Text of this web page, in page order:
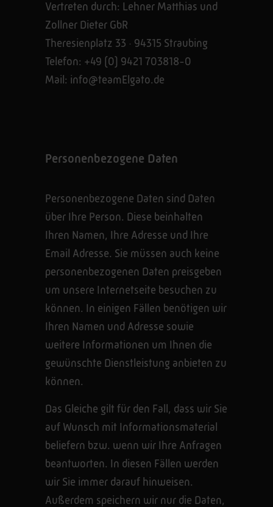
Vertreten durch: Lehner Matthias und
Zollner Dieter GbR
Theresienplatz 33 · 94315 Straubing
Telefon: +49 (0) 9421 703818-0
Mail: info@teamElgato.de
Personenbezogene Daten
Personenbezogene Daten sind Daten
über Ihre Person. Diese beinhalten
Ihren Namen, Ihre Adresse und Ihre
Email Adresse. Sie müssen auch keine
personenbezogenen Daten preisgeben
um unsere Internetseite besuchen zu
können. In einigen Fällen benötigen wir
Ihren Namen und Adresse sowie
weitere Informationen um Ihnen die
gewünschte Dienstleistung anbieten zu
können.
Das Gleiche gilt für den Fall, dass wir Sie
auf Wunsch mit Informationsmaterial
beliefern bzw. wenn wir Ihre Anfragen
beantworten. In diesen Fällen werden
wir Sie immer darauf hinweisen.
Außerdem speichern wir nur die Daten,